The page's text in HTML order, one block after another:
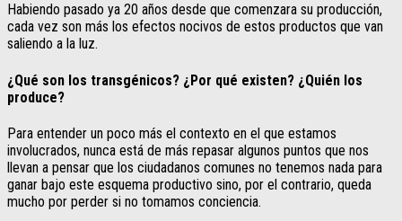
Habiendo pasado ya 20 años desde que comenzara su producción,
cada vez son más los efectos nocivos de estos productos que van
saliendo a la luz.
¿Qué son los transgénicos? ¿Por qué existen? ¿Quién los
produce?
Para entender un poco más el contexto en el que estamos
involucrados, nunca está de más repasar algunos puntos que nos
llevan a pensar que los ciudadanos comunes no tenemos nada para
ganar bajo este esquema productivo sino, por el contrario, queda
mucho por perder si no tomamos conciencia.